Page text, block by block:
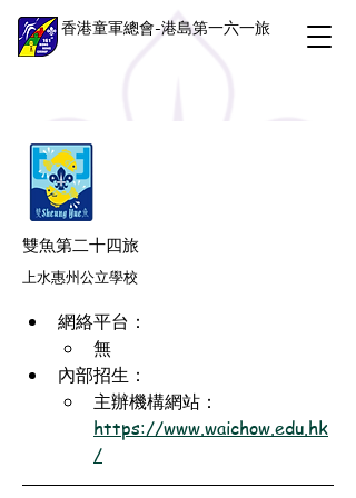
香港童軍總會-港島第一六一旅
雙魚第二十四旅
上水惠州公立學校
網絡平台：
無
內部招生：
主辦機構網站：
https://www.waichow.edu.hk
/